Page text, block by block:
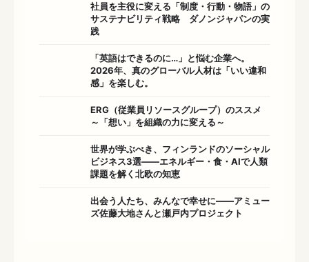
社員を主役に変える「制度・行動・物語」の
サステナビリティ戦略 ダノンジャパンの実
践
「英語はできるのに…」と悩む企業へ。
2026年、真のグローバル人材は「いい違和
感」を楽しむ。
ERG（従業員リソースグループ）のススメ
～「想い」を組織の力に変える～
世界が学ぶべき、フィンランドのソーシャル
ビジネス3選――エネルギー・食・AIで人類
課題を解く北欧の知恵
出会う人たち、みんなで幸せに——アミュー
ズ佐藤大地さんと瀬戸内プロジェクト